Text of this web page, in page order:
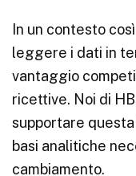
In un contesto
leggere i dati in
vantaggio
ricettive. Noi di
supportare
basi analitiche
cambiamento.